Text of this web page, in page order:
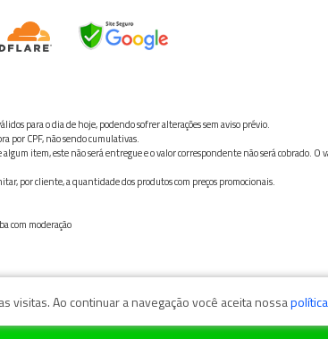
para o dia de hoje, podendo sofrer alterações sem aviso prévio.
por CPF, não sendo cumulativas.
item, este não será entregue e o valor correspondente não será cobrado. O
por cliente, a quantidade dos produtos com preços promocionais.
com moderação
visitas. Ao continuar a navegação você aceita nossa